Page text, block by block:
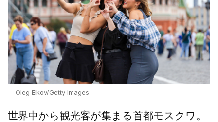
Oleg Elkov/Getty Images
世界中から観光客が集まる首都モスクワ。